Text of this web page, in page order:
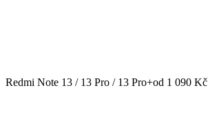
Redmi Note 13 / 13 Pro / 13 Pro+od 1 090 Kč